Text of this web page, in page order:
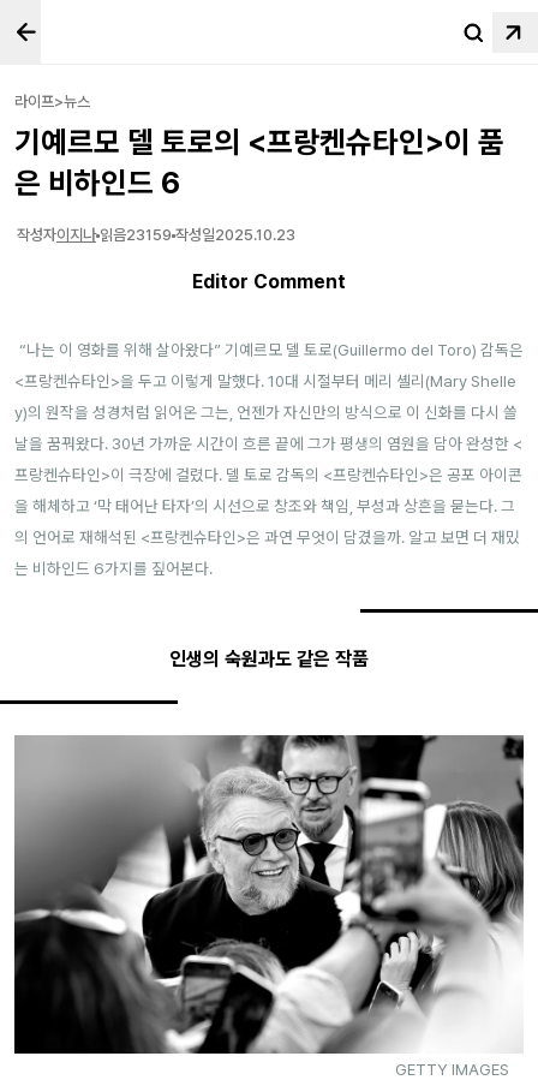
라이프>뉴스
기예르모 델 토로의 <프랑켄슈타인>이 품
은 비하인드 6
작성자이지나 읽음23159 작성일2025.10.23
Editor Comment
“나는 이 영화를 위해 살아왔다” 기예르모 델 토로(Guillermo del Toro) 감독은
<프랑켄슈타인>을 두고 이렇게 말했다. 10대 시절부터 메리 셸리(Mary Shelle
y)의 원작을 성경처럼 읽어온 그는, 언젠가 자신만의 방식으로 이 신화를 다시 쓸
날을 꿈꿔왔다. 30년 가까운 시간이 흐른 끝에 그가 평생의 염원을 담아 완성한 <
프랑켄슈타인>이 극장에 걸렸다. 델 토로 감독의 <프랑켄슈타인>은 공포 아이콘
을 해체하고 ‘막 태어난 타자’의 시선으로 창조와 책임, 부성과 상흔을 묻는다. 그
의 언어로 재해석된 <프랑켄슈타인>은 과연 무엇이 담겼을까. 알고 보면 더 재밌
는 비하인드 6가지를 짚어본다.
인생의 숙원과도 같은 작품
GETTY IMAGES